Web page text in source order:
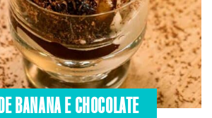
BANANA E CHOCOLATE